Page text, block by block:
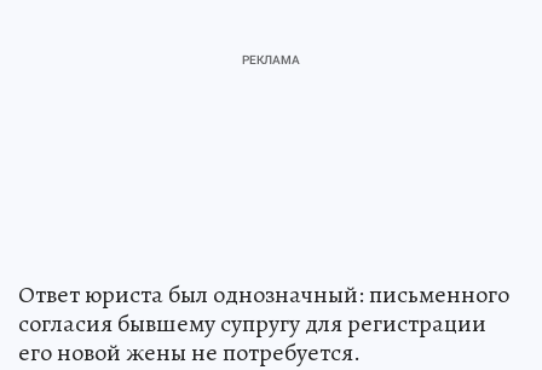
Ответ юриста был однозначный: письменного
согласия бывшему супругу для регистрации
его новой жены не потребуется.